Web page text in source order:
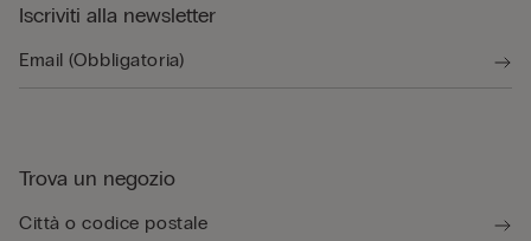
Iscriviti alla newsletter
Trova un negozio